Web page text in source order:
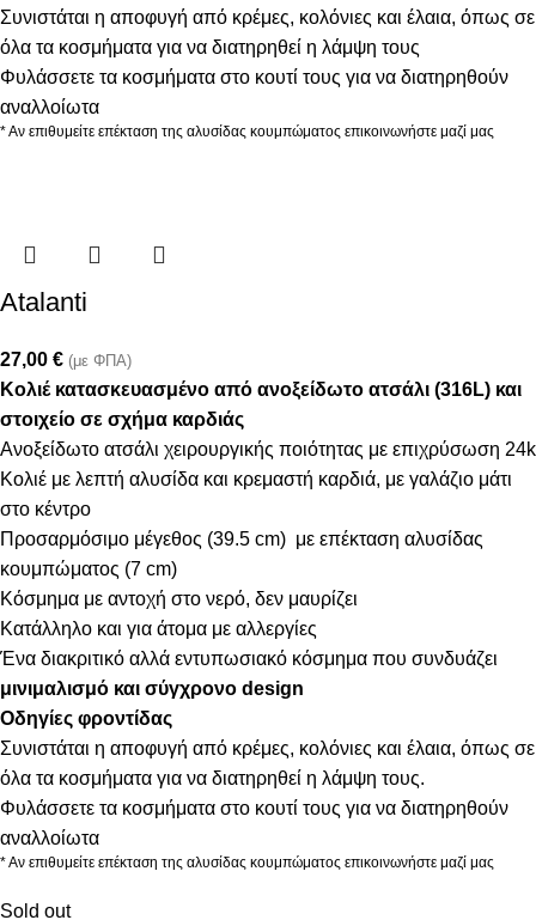
Συνιστάται η αποφυγή από κρέμες, κολόνιες και έλαια, όπως σε
όλα τα κοσμήματα για να διατηρηθεί η λάμψη τους
Φυλάσσετε τα κοσμήματα στο κουτί τους για να διατηρηθούν
αναλλοίωτα
* Αν επιθυμείτε επέκταση της αλυσίδας κουμπώματος επικοινωνήστε μαζί μας
Atalanti
27,00 € (με ΦΠΑ)
Κολιέ κατασκευασμένο από ανοξείδωτο ατσάλι (316L) και
στοιχείο σε σχήμα καρδιάς
Ανοξείδωτο ατσάλι χειρουργικής ποιότητας με επιχρύσωση 24k
Κολιέ με λεπτή αλυσίδα και κρεμαστή καρδιά, με γαλάζιο μάτι
στο κέντρο
Προσαρμόσιμο μέγεθος (39.5 cm) με επέκταση αλυσίδας
κουμπώματος (7 cm)
Κόσμημα με αντοχή στο νερό, δεν μαυρίζει
Κατάλληλο και για άτομα με αλλεργίες
Ένα διακριτικό αλλά εντυπωσιακό κόσμημα που συνδυάζει
μινιμαλισμό και σύγχρονο design
Οδηγίες φροντίδας
Συνιστάται η αποφυγή από κρέμες, κολόνιες και έλαια, όπως σε
όλα τα κοσμήματα για να διατηρηθεί η λάμψη τους.
Φυλάσσετε τα κοσμήματα στο κουτί τους για να διατηρηθούν
αναλλοίωτα
* Αν επιθυμείτε επέκταση της αλυσίδας κουμπώματος επικοινωνήστε μαζί μας
Sold out